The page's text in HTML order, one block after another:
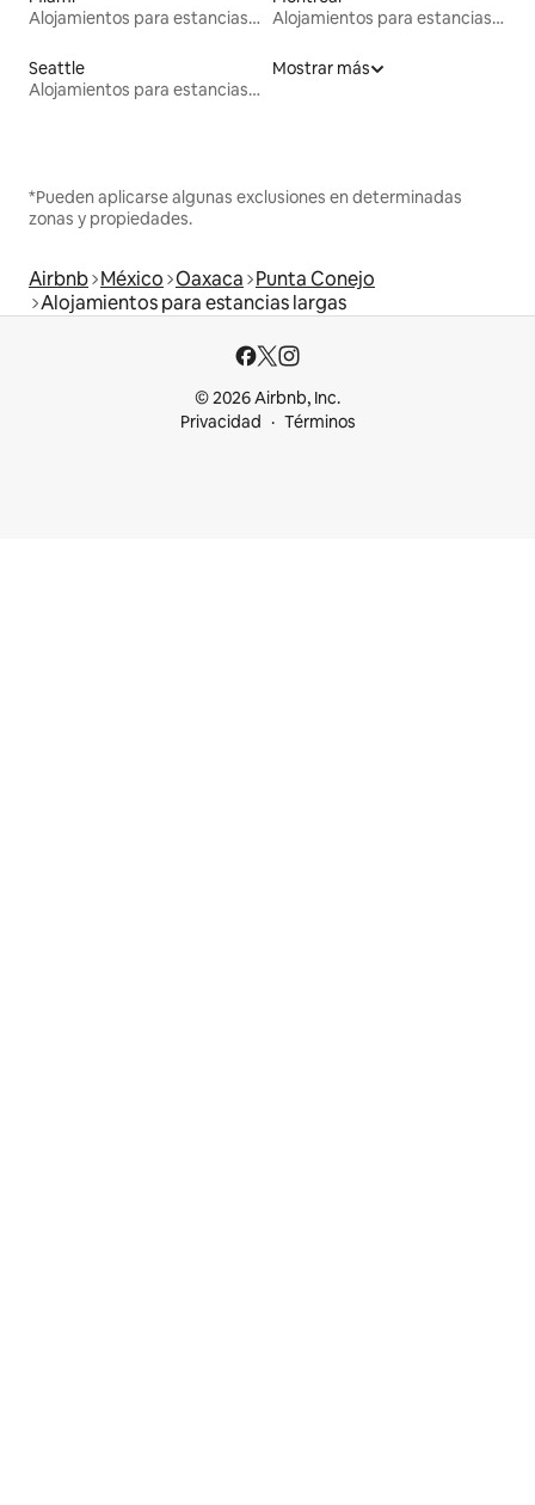
Alojamientos para estancias largas
Alojamientos para estancias largas
Seattle
Alojamientos para estancias largas
Mostrar más
*Pueden aplicarse algunas exclusiones en determinadas
zonas y propiedades.
Airbnb México Oaxaca Punta Conejo
Alojamientos para estancias largas
© 2026 Airbnb, Inc.
Privacidad
Términos